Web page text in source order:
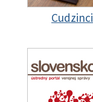
Cudzinci